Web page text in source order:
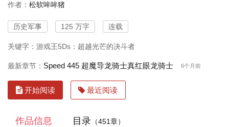
作者： 松软哞哞猪
历史军事 125 万字 连载
关键字：游戏王5Ds：超越光芒的决斗者
最新章节： Speed 445 超魔导龙骑士真红眼龙骑士 6个月前
开始阅读 最近阅读
作品信息 目录 （451章）